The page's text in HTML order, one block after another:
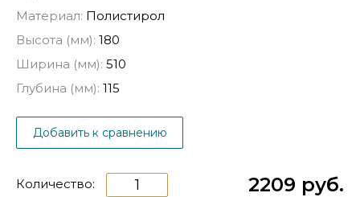
Материал: Полистирол
Высота (мм): 180
Ширина (мм): 510
Глубина (мм): 115
Добавить к сравнению
2209 руб.
Количество: